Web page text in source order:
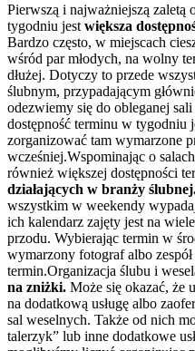
Pierwszą i najważniejszą zaletą
tygodniu jest większa
Bardzo często, w miejscach
wśród par młodych, na wolny
dłużej. Dotyczy to przede
ślubnym, przypadającym
odezwiemy się do obleganej
dostępność terminu w tygodniu
zorganizować tam wymarzone
wcześniej.Wspominając o
również większej dostępności
działających w branży
wszystkim w weekendy
ich kalendarz zajęty jest na
przodu. Wybierając termin w
wymarzony fotograf albo
termin.Organizacja ślubu i
na zniżki. Może się okazać, że
na dodatkową usługę albo
sal weselnych. Także od nich
talerzyk” lub inne dodatkowe